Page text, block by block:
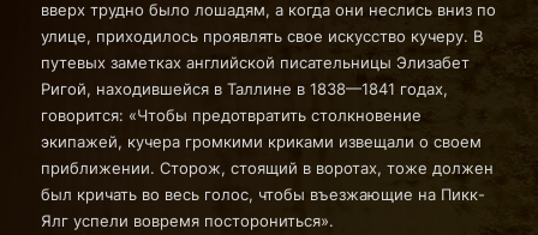
вверх трудно было лошадям, а когда они неслись вниз по
улице, приходилось проявлять свое искусство кучеру. В
путевых заметках английской писательницы Элизабет
Ригой, находившейся в Таллине в 1838—1841 годах,
говорится: «Чтобы предотвратить столкновение
экипажей, кучера громкими криками извещали о своем
приближении. Сторож, стоящий в воротах, тоже должен
был кричать во весь голос, чтобы въезжающие на Пикк-
Ялг успели вовремя посторониться».